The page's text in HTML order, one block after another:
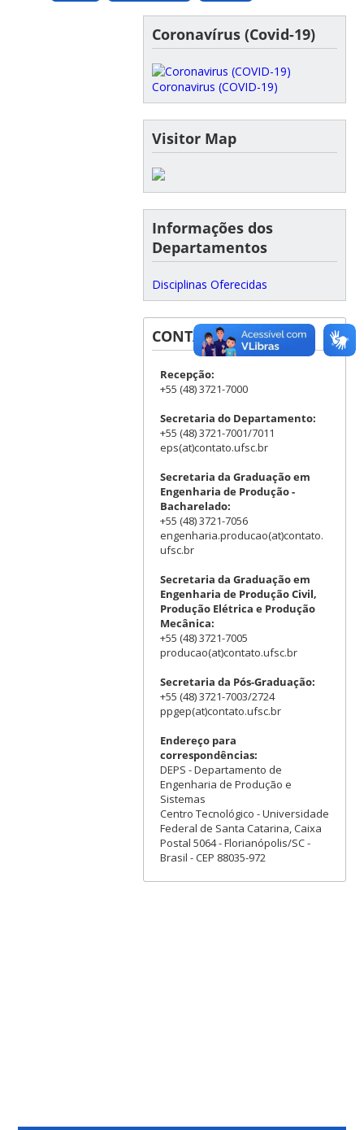
Coronavírus (Covid-19)
Coronavirus (COVID-19)
Visitor Map
Informações dos
Departamentos
Disciplinas Oferecidas
CONTATOS
Recepção:
+55 (48) 3721-7000
Secretaria do Departamento:
+55 (48) 3721-7001/7011
eps(at)contato.ufsc.br
Secretaria da Graduação em
Engenharia de Produção -
Bacharelado:
+55 (48) 3721-7056
engenharia.producao(at)contato.
ufsc.br
Secretaria da Graduação em
Engenharia de Produção Civil,
Produção Elétrica e Produção
Mecânica:
+55 (48) 3721-7005
producao(at)contato.ufsc.br
Secretaria da Pós-Graduação:
+55 (48) 3721-7003/2724
ppgep(at)contato.ufsc.br
Endereço para
correspondências:
DEPS - Departamento de
Engenharia de Produção e
Sistemas
Centro Tecnológico - Universidade
Federal de Santa Catarina, Caixa
Postal 5064 - Florianópolis/SC -
Brasil - CEP 88035-972